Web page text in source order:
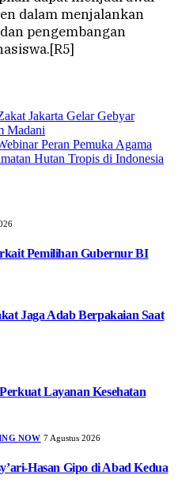
dalam menjalankan
pengembangan
Jakarta Gelar Gebyar
Madani
Peran Pemuka Agama
Hutan Tropis di Indonesia
Pemilihan Gubernur BI
Jaga Adab Berpakaian Saat
Layanan Kesehatan
NOW 7 Agustus 2026
Hasan Gipo di Abad Kedua